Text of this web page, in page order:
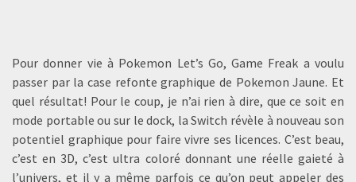
Pour donner vie à Pokemon Let’s Go, Game Freak a voulu
passer par la case refonte graphique de Pokemon Jaune. Et
quel résultat! Pour le coup, je n’ai rien à dire, que ce soit en
mode portable ou sur le dock, la Switch révèle à nouveau son
potentiel graphique pour faire vivre ses licences. C’est beau,
c’est en 3D, c’est ultra coloré donnant une réelle gaieté à
l’univers, et il y a même parfois ce qu’on peut appeler des